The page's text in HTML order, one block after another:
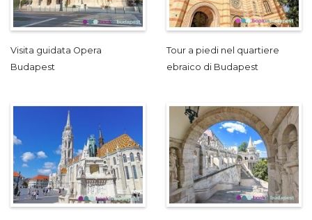
Visita guidata Opera
Budapest
Tour a piedi nel quartiere
ebraico di Budapest